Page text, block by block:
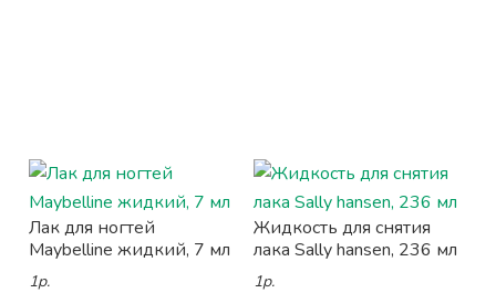
Лак для ногтей
Maybelline жидкий, 7 мл
1р.
Жидкость для снятия
лака Sally hansen, 236 мл
1р.